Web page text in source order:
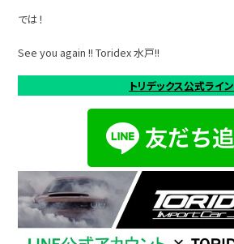
では！
See you again !! Toridex 水戸!!
トリデックス公式ライン